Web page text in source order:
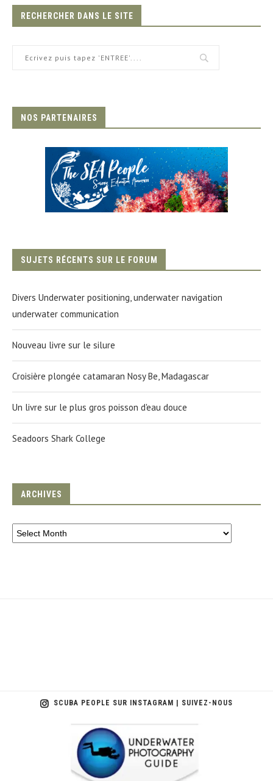
RECHERCHER DANS LE SITE
NOS PARTENAIRES
SUJETS RÉCENTS SUR LE FORUM
Divers Underwater positioning, underwater navigation
underwater communication
Nouveau livre sur le silure
Croisière plongée catamaran Nosy Be, Madagascar
Un livre sur le plus gros poisson d'eau douce
Seadoors Shark College
ARCHIVES
SCUBA PEOPLE SUR INSTAGRAM | SUIVEZ-NOUS
scuba_people_magazine